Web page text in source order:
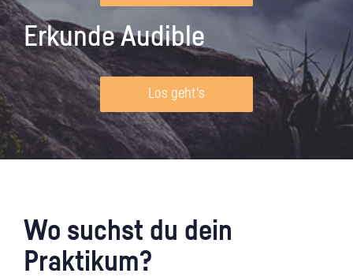
Erkunde Audible
Los geht's
Wo suchst du dein
Praktikum?